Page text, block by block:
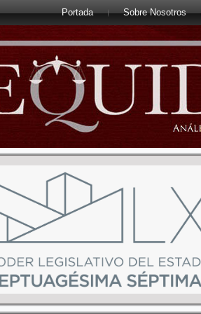
Portada Sobre Nosotros